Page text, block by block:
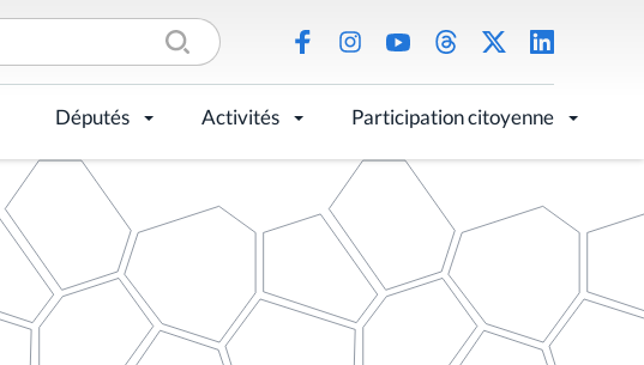
Députés Activités Participation citoyenne